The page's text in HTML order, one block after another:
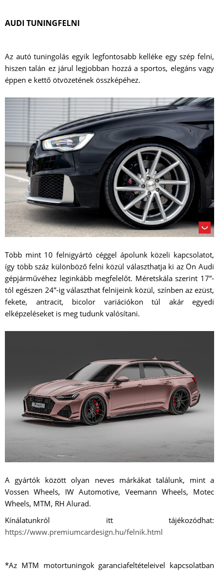
AUDI TUNINGFELNI
Az autó tuningolás egyik legfontosabb kelléke egy szép felni,
hiszen talán ez járul legjobban hozzá a sportos, elegáns vagy
éppen e kettő ötvözetének összképéhez.
Több mint 10 felnigyártó céggel ápolunk közeli kapcsolatot,
így több száz különböző felni közül választhatja ki az Ön Audi
gépjárművéhez leginkább megfelelőt. Méretskála szerint 17”-
tól egészen 24”-ig választhat felnijeink közül, színben az ezüst,
fekete, antracit, bicolor variációkon túl akár egyedi
elképzeléseket is meg tudunk valósítani.
A gyártók között olyan neves márkákat találunk, mint a
Vossen Wheels, IW Automotive, Veemann Wheels, Motec
Wheels, MTM, RH Alurad.
Kínálatunkról itt tájékozódhat:
https://www.premiumcardesign.hu/felnik.html
*Az MTM motortuningok garanciafeltételeivel kapcsolatban